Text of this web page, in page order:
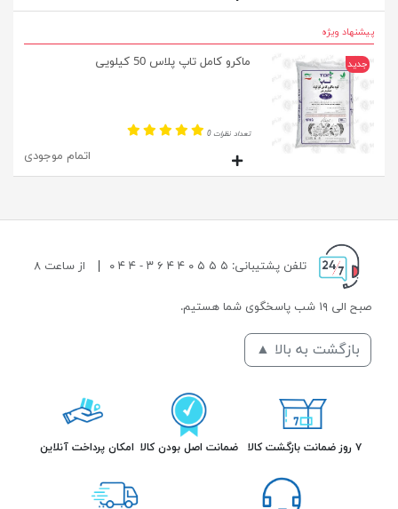
پیشنهاد ویژه
جدید ماکرو کامل تاپ پلاس 50 کیلویی
تعداد نظرات 0
اتمام موجودی
تلفن پشتیبانی: ۵ ۵ ۵ ۰ ۴ ۴ ۶ ۳ - ۴ ۴ ۰ از ساعت ۸
صبح الی ۱۹ شب پاسخگوی شما هستیم.
بازگشت به بالا ▲
۷ روز ضمانت بازگشت کالا ضمانت اصل بودن کالا امکان پرداخت آنلاین